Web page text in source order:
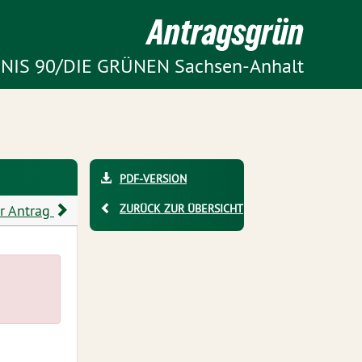
Antragsgrün
90/DIE GRÜNEN Sachsen-Anhalt
Antrag
PDF-VERSION
ZURÜCK ZUR ÜBERSICHT